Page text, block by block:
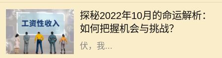
探秘2022年10月的命运解析：
如何把握机会与挑战？
对我们的生活、工作和人际关系都有
着不可忽视的影响。2022年10月，
正值秋季的深处，各种能量此起彼
伏，我...
在我们的人生旅途中，命格的好坏常